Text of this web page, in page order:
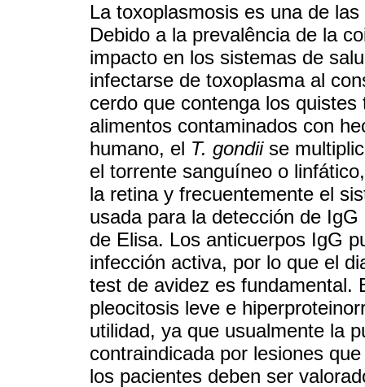
La toxoplasmosis es una de
Debido a la prevalência de la
impacto en los sistemas de
infectarse de toxoplasma al
cerdo que contenga los
alimentos contaminados con
humano, el T. gondiise
el torrente sanguíneo o
la retina y frecuentemente el
usada para la detección de
de Elisa. Los anticuerpos IgG
infección activa, por lo que el
test de avidez es fundamental.
pleocitosis leve e
utilidad, ya que usualmente la
contraindicada por lesiones
los pacientes deben ser